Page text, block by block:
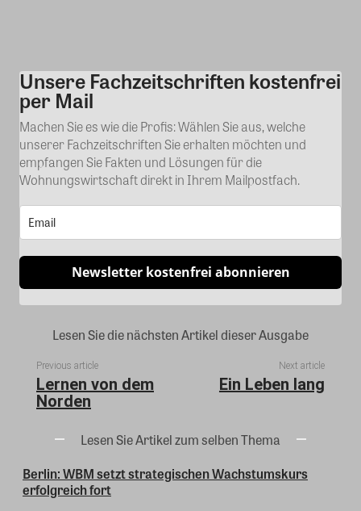
Kommentar
Unsere Fachzeitschriften kostenfrei
per Mail
Machen Sie es wie die Profis: Wählen Sie aus, welche
unserer Fachzeitschriften Sie erhalten möchten und
empfangen Sie Fakten und Lösungen für die
Wohnungswirtschaft direkt in Ihrem Mailpostfach.
Newsletter kostenfrei abonnieren
Lesen Sie die nächsten Artikel dieser Ausgabe
Previous article
Lernen von dem
Norden
Next article
Ein Leben lang
Lesen Sie Artikel zum selben Thema
Berlin: WBM setzt strategischen Wachstumskurs
erfolgreich fort